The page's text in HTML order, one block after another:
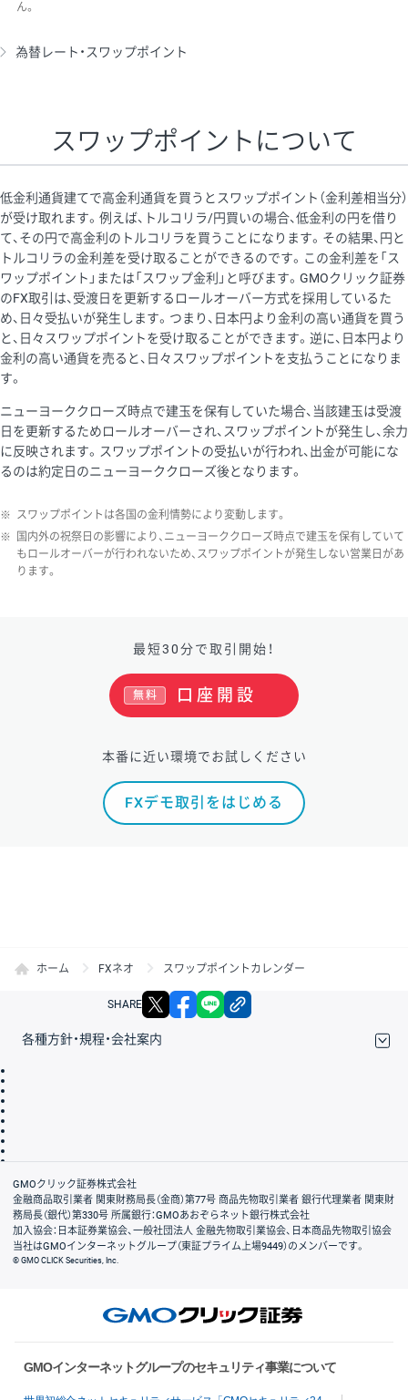
ん。
為替レート・スワップポイント
スワップポイントについて
低金利通貨建てで高金利通貨を買うとスワップポイント（金利差相当分）
が受け取れます。例えば、トルコリラ/円買いの場合、低金利の円を借り
て、その円で高金利のトルコリラを買うことになります。その結果、円と
トルコリラの金利差を受け取ることができるのです。この金利差を「ス
ワップポイント」または「スワップ金利」と呼びます。GMOクリック証券
のFX取引は、受渡日を更新するロールオーバー方式を採用しているた
め、日々受払いが発生します。つまり、日本円より金利の高い通貨を買う
と、日々スワップポイントを受け取ることができます。逆に、日本円より
金利の高い通貨を売ると、日々スワップポイントを支払うことになりま
す。
ニューヨーククローズ時点で建玉を保有していた場合、当該建玉は受渡
日を更新するためロールオーバーされ、スワップポイントが発生し、余力
に反映されます。スワップポイントの受払いが行われ、出金が可能にな
るのは約定日のニューヨーククローズ後となります。
※ スワップポイントは各国の金利情勢により変動します。
※
国内外の祝祭日の影響により、ニューヨーククローズ時点で建玉を保有していて
もロールオーバーが行われないため、スワップポイントが発生しない営業日があ
ります。
最短30分で取引開始！
口座開設
無料
本番に近い環境でお試しください
FXデモ取引をはじめる
ホーム FXネオ スワップポイントカレンダー
SHARE X facebook
各種方針・規程・会社案内
会社案内
GMOクリック証券株式会社
金融商品取引業者 関東財務局長（金商）第77号 商品先物取引業者 銀行代理業者 関東財
務局長（銀代）第330号 所属銀行：GMOあおぞらネット銀行株式会社
加入協会：日本証券業協会、一般社団法人 金融先物取引業協会、日本商品先物取引協会
当社はGMOインターネットグループ（東証プライム上場9449）のメンバーです。
© GMO CLICK Securities, Inc.
GMOインターネットグループのセキュリティ事業について